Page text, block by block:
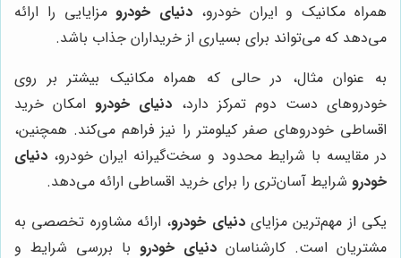
همراه مکانیک و ایران خودرو، دنیای خودرومزایایی را ارائه
می‌دهد که می‌تواند برای بسیاری از خریداران جذاب باشد.
به عنوان مثال، در حالی که همراه مکانیک بیشتر بر روی
خودروهای دست دوم تمرکز دارد، دنیای خودروامکان خرید
اقساطی خودروهای صفر کیلومتر را نیز فراهم می‌کند. همچنین،
در مقایسه با شرایط محدود و سخت‌گیرانه ایران خودرو، دنیای
خودرو شرایط آسان‌تری را برای خرید اقساطی ارائه می‌دهد.
یکی از مهم‌ترین مزایایدنیای خودرو، ارائه مشاوره تخصصی به
مشتریان است. کارشناسان دنیای خودرو با بررسی شرایط و